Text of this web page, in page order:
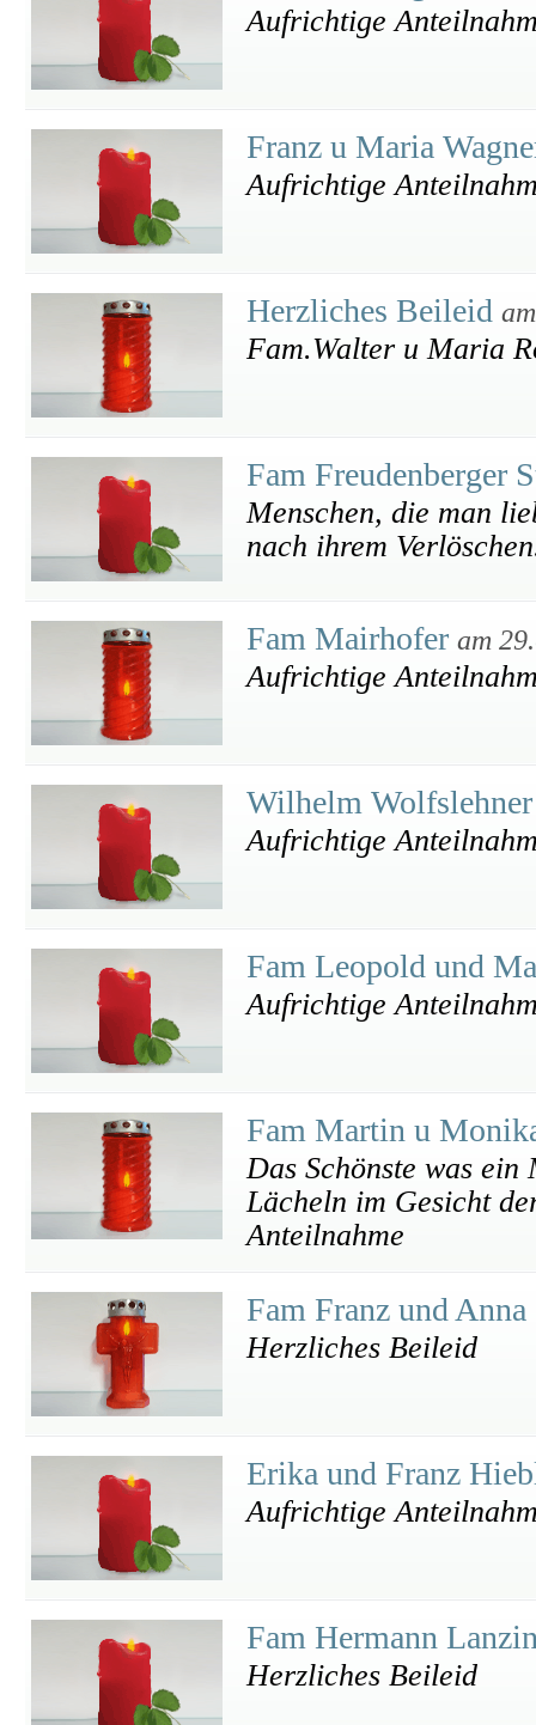
Aufrichtige
Franz u Maria
Aufrichtige
Herzliches Beileid
Fam.Walter u Maria
Fam Freudenberger
Menschen, die man
nach ihrem
Fam Mairhofer am
Aufrichtige
Wilhelm
Aufrichtige
Fam Leopold und
Aufrichtige
Fam Martin u
Das Schönste was
Lächeln im Gesicht
Anteilnahme
Fam Franz und
Herzliches Beileid
Erika und Franz
Aufrichtige
Fam Hermann
Herzliches Beileid